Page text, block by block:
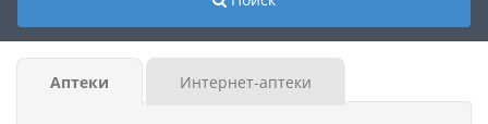
Аптеки Интернет-аптеки